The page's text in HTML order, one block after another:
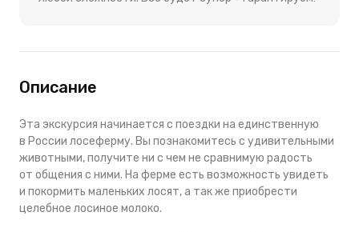
Описание
Эта экскурсия начинается с поездки на единственную
в России лосеферму. Вы познакомитесь с удивительными
животными, получите ни с чем не сравнимую радость
от общения с ними. На ферме есть возможность увидеть
и покормить маленьких лосят, а так же приобрести
целебное лосиное молоко.